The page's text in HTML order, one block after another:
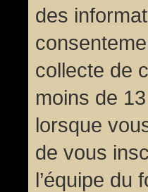
des
collecte de
moins de
lorsque
de vous
l’équipe du